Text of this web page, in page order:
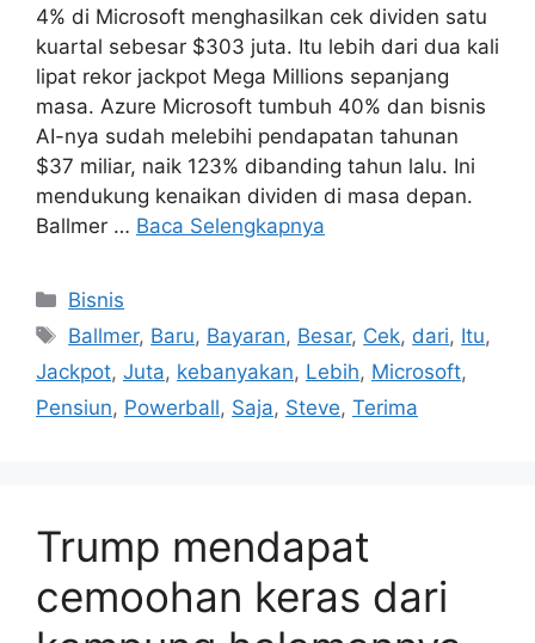
4% di Microsoft menghasilkan cek dividen satu
kuartal sebesar $303 juta. Itu lebih dari dua kali
lipat rekor jackpot Mega Millions sepanjang
masa. Azure Microsoft tumbuh 40% dan bisnis
AI-nya sudah melebihi pendapatan tahunan
$37 miliar, naik 123% dibanding tahun lalu. Ini
mendukung kenaikan dividen di masa depan.
Ballmer … Baca Selengkapnya
Kategori
Bisnis
Tag
Ballmer, Baru, Bayaran, Besar, Cek, dari, Itu,
Jackpot, Juta, kebanyakan, Lebih, Microsoft,
Pensiun, Powerball, Saja, Steve, Terima
Trump mendapat
cemoohan keras dari